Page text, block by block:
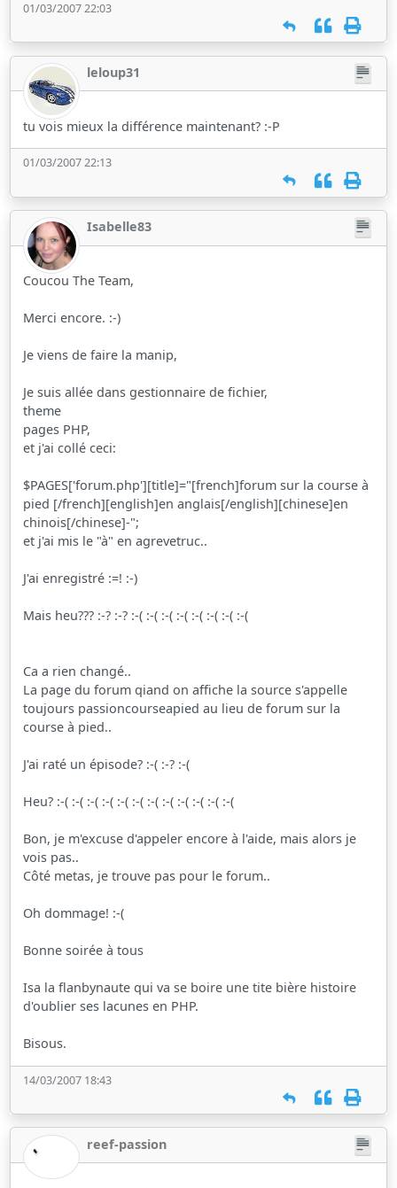
01/03/2007 22:03
leloup31
tu vois mieux la différence maintenant? :-P
01/03/2007 22:13
Isabelle83
Coucou The Team,
Merci encore. :-)
Je viens de faire la manip,
Je suis allée dans gestionnaire de fichier,
theme
pages PHP,
et j'ai collé ceci:
$PAGES['forum.php'][title]="[french]forum sur la course à
pied [/french][english]en anglais[/english][chinese]en
chinois[/chinese]-";
et j'ai mis le "à" en agrevetruc..
J'ai enregistré :=! :-)
Mais heu??? :-? :-? :-( :-( :-( :-( :-( :-( :-( :-(
Ca a rien changé..
La page du forum qiand on affiche la source s'appelle
toujours passioncourseapied au lieu de forum sur la
course à pied..
J'ai raté un épisode? :-( :-? :-(
Heu? :-( :-( :-( :-( :-( :-( :-( :-( :-( :-( :-( :-(
Bon, je m'excuse d'appeler encore à l'aide, mais alors je
vois pas..
Côté metas, je trouve pas pour le forum..
Oh dommage! :-(
Bonne soirée à tous
Isa la flanbynaute qui va se boire une tite bière histoire
d'oublier ses lacunes en PHP.
Bisous.
14/03/2007 18:43
reef-passion